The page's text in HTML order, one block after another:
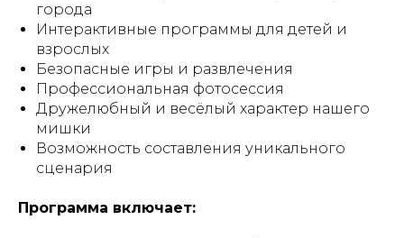
города
Интерактивные программы для детей и
взрослых
Безопасные игры и развлечения
Профессиональная фотосессия
Дружелюбный и весёлый характер нашего
мишки
Возможность составления уникального
сценария
Программа включает: